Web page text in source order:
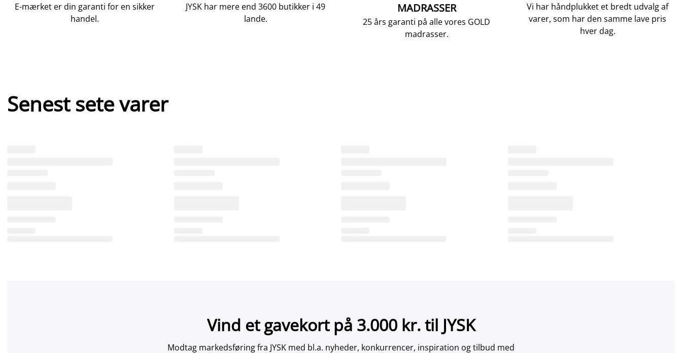
E-mærket er din garanti for en sikker
handel.
JYSK har mere end 3600 butikker i 49
lande.
MADRASSER
25 års garanti på alle vores GOLD
madrasser.
Vi har håndplukket et bredt udvalg af
varer, som har den samme lave pris
hver dag.
Senest sete varer
Vind et gavekort på 3.000 kr. til JYSK
Modtag markedsføring fra JYSK med bl.a. nyheder, konkurrencer, inspiration og tilbud med